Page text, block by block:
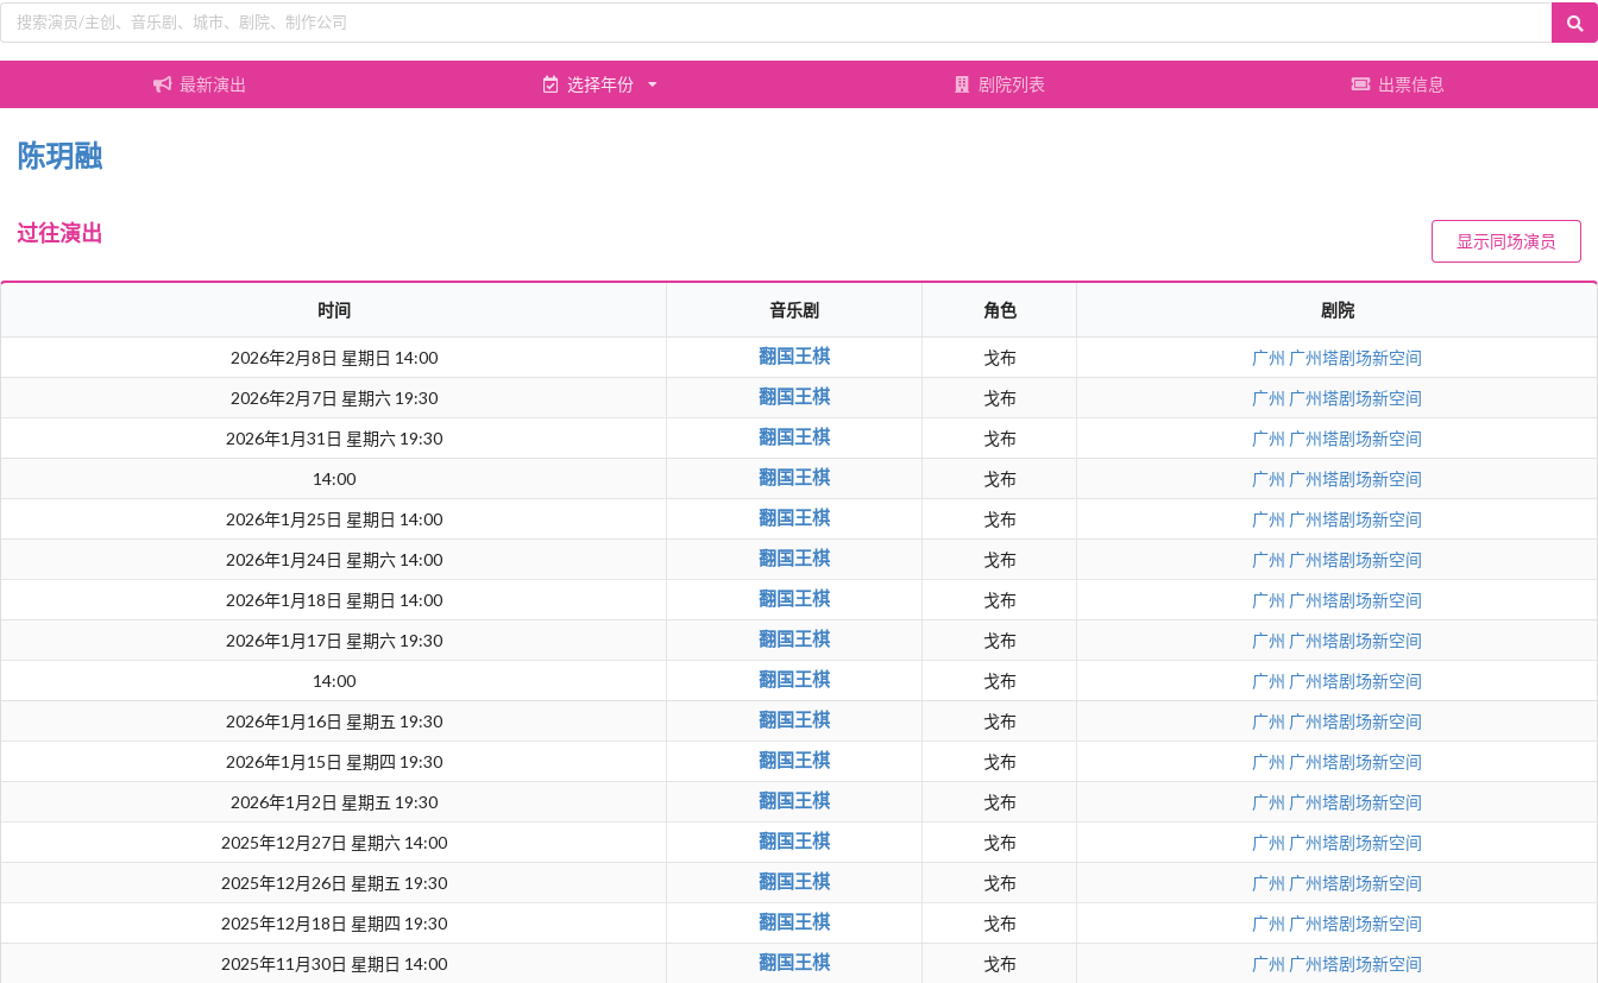
最新演出 选择年份 剧院列表 出票信息
陈玥融
过往演出 显示同场演员
时间 音乐剧 角色 剧院
2026年2月8日 星期日 14:00 翻国王棋 戈布 广州 广州塔剧场新空间
2026年2月7日 星期六 19:30
翻国王棋 戈布 广州 广州塔剧场新空间
2026年1月31日 星期六 19:30
翻国王棋 戈布 广州 广州塔剧场新空间
14:00
翻国王棋 戈布 广州 广州塔剧场新空间
2026年1月25日 星期日 14:00
翻国王棋 戈布 广州 广州塔剧场新空间
2026年1月24日 星期六 14:00
翻国王棋 戈布 广州 广州塔剧场新空间
2026年1月18日 星期日 14:00
翻国王棋 戈布 广州 广州塔剧场新空间
2026年1月17日 星期六 19:30
翻国王棋 戈布 广州 广州塔剧场新空间
14:00
翻国王棋 戈布 广州 广州塔剧场新空间
2026年1月16日 星期五 19:30
翻国王棋 戈布 广州 广州塔剧场新空间
2026年1月15日 星期四 19:30
翻国王棋 戈布 广州 广州塔剧场新空间
2026年1月2日 星期五 19:30
翻国王棋 戈布 广州 广州塔剧场新空间
2025年12月27日 星期六 14:00
翻国王棋 戈布 广州 广州塔剧场新空间
2025年12月26日 星期五 19:30
翻国王棋 戈布 广州 广州塔剧场新空间
2025年12月18日 星期四 19:30
翻国王棋 戈布 广州 广州塔剧场新空间
2025年11月30日 星期日 14:00
翻国王棋 戈布 广州 广州塔剧场新空间